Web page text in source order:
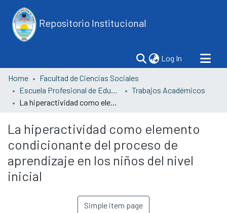
Repositorio Institucional
Log In (current)
Home
Facultad de Ciencias Sociales
Escuela Profesional de Educación
Trabajos Académicos
La hiperactividad como elemento condicionante del proceso de aprendizaje en los niños del nivel inicial
La hiperactividad como elemento
condicionante del proceso de
aprendizaje en los niños del nivel
inicial
Simple item page